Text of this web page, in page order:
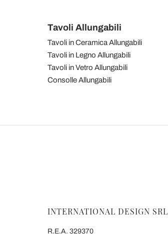
Tavoli Allungabili
Tavoli in Ceramica Allungabili
Tavoli in Legno Allungabili
Tavoli in Vetro Allungabili
Consolle Allungabili
INTERNATIONAL DESIGN SRL
R.E.A. 329370